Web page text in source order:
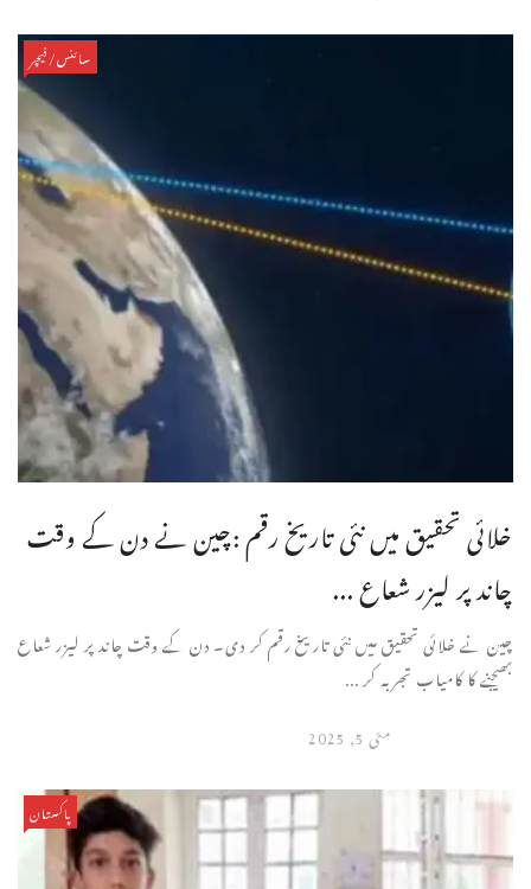
سائنس/فیچر
خلائی تحقیق میں نئی تاریخ رقم :چین نے دن کے وقت
چاند پر لیزر شعاع ...
چین نے خلائی تحقیق میں نئی تاریخ رقم کر دی۔ دن کے وقت چاند پر لیزر شعاع
بھیجنے کا کامیاب تجربہ کر ...
مئی 5, 2025
پاکستان